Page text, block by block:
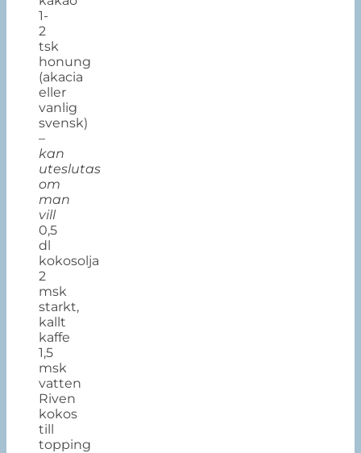
1-
2
tsk
honung
(akacia
eller
vanlig
svensk)
–
kan
uteslutas
om
man
vill
0,5
dl
kokosolja
2
msk
starkt,
kallt
kaffe
1,5
msk
vatten
Riven
kokos
till
topping